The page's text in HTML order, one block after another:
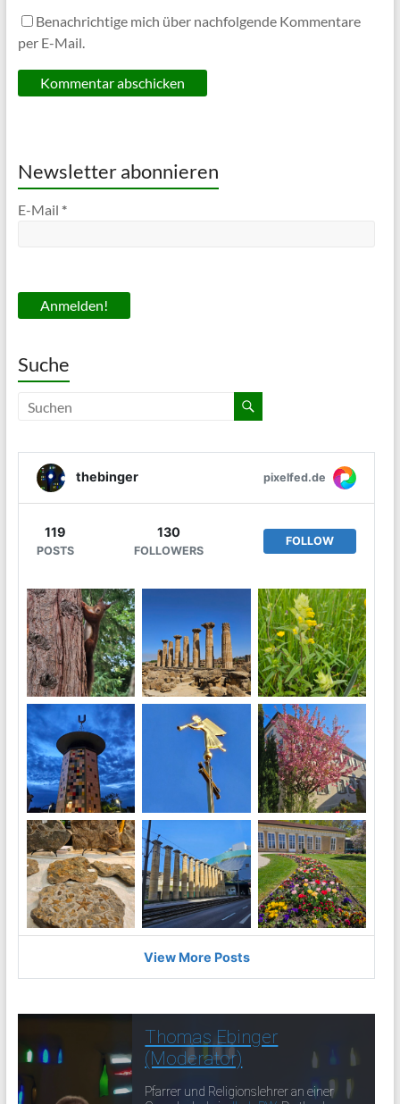
Benachrichtige mich über nachfolgende Kommentare
per E-Mail.
Newsletter abonnieren
E-Mail *
Suche